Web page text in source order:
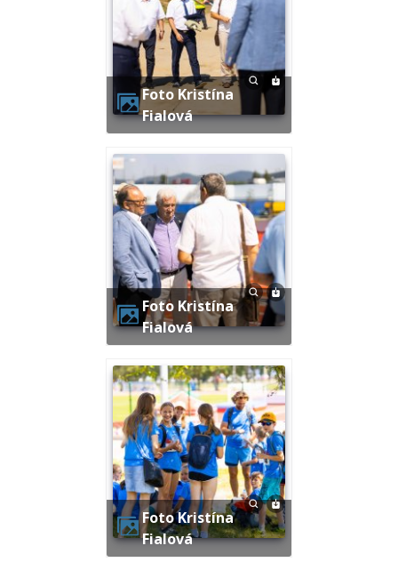
Foto Kristína
Fialová
Foto Kristína
Fialová
Foto Kristína
Fialová